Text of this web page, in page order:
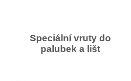
Speciální vruty do
palubek a lišt